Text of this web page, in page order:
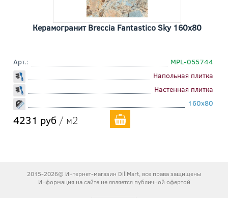
Керамогранит Breccia Fantastico Sky 160x80
Арт.:
MPL-055744
Напольная плитка
Настенная плитка
160x80
4231 руб / м2
2015-2026© Интернет-магазин DillMart, все права защищены
Информация на сайте не является публичной офертой